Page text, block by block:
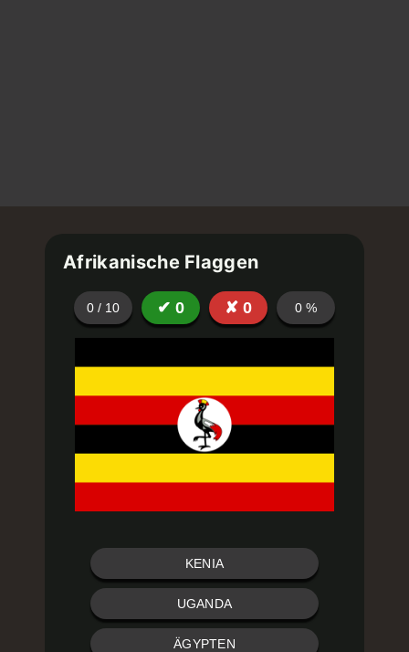
Afrikanische Flaggen
0 / 10 ✔ 0 ✘ 0 0 %
KENIA
UGANDA
ÄGYPTEN